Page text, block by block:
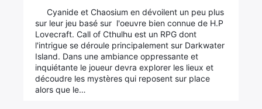
Cyanide et Chaosium en dévoilent un peu plus
sur leur jeu basé sur l'oeuvre bien connue de H.P
Lovecraft. Call of Cthulhu est un RPG dont
l'intrigue se déroule principalement sur Darkwater
Island. Dans une ambiance oppressante et
inquiétante le joueur devra explorer les lieux et
découdre les mystères qui reposent sur place
alors que le…